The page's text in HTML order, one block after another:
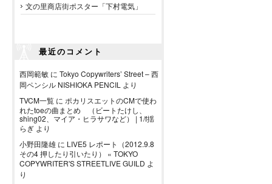
文の里商店街ポスター「下村電気」
最近のコメント
西岡範敏 に Tokyo Copywriters’ Street – 西
岡ペンシル NISHIOKA PENCIL より
TVCM一覧 に ポカリスエットのCMで使わ
れたtoeの曲まとめ （ビートたけし、
shing02、マイア・ヒラサワなど） | 1/f揺
らぎ より
小野田隆雄 に LIVE5 レポート（2012.9.8
その4 押したり引いたり） « TOKYO
COPYWRITER'S STREETLIVE GUILD よ
り